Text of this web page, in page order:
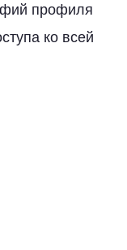
профиля
ко всей